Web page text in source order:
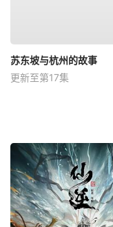
苏东坡与杭州的故事
更新至第17集